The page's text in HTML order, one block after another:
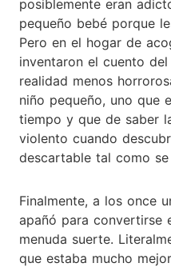
posiblemente eran
pequeño bebé porque
Pero en el hogar de
inventaron el cuento
realidad menos
niño pequeño, uno que
tiempo y que de saber
violento cuando
descartable tal como se
Finalmente, a los once
apañó para convertirse
menuda suerte.
que estaba mucho